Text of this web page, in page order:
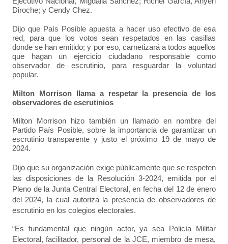
Diroche; y Cendy Chez.
Dijo que País Posible apuesta a hacer uso efectivo de esa
red, para que los votos sean respetados en las casillas
donde se han emitido; y por eso, carnetizará a todos aquellos
que hagan un ejercicio ciudadano responsable como
observador de escrutinio, para resguardar la voluntad
popular.
Milton Morrison llama a respetar la presencia de los
observadores de escrutinios
Milton Morrison hizo también un llamado en nombre del
Partido País Posible, sobre la importancia de garantizar un
escrutinio transparente y justo el próximo 19 de mayo de
2024.
Dijo que su organización exige públicamente que se respeten
las disposiciones de la Resolución 3-2024, emitida por el
Pleno de la Junta Central Electoral, en fecha del 12 de enero
del 2024, la cual autoriza la presencia de observadores de
escrutinio en los colegios electorales.
“Es fundamental que ningún actor, ya sea Policía Militar
Electoral, facilitador, personal de la JCE, miembro de mesa,